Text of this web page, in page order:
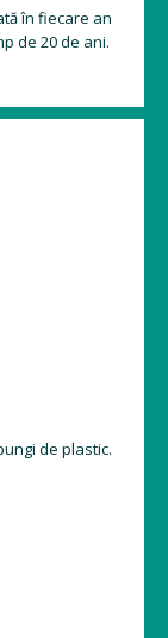
în fiecare an
de 20 de ani.
de plastic.